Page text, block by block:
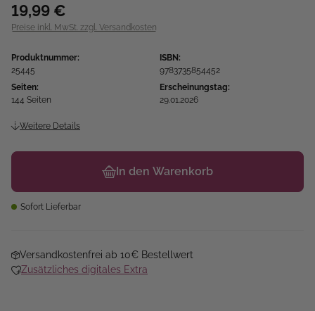
19,99 €
Preise inkl. MwSt. zzgl. Versandkosten
Produktnummer:
25445
ISBN:
9783735854452
Seiten:
144 Seiten
Erscheinungstag:
29.01.2026
Weitere Details
In den Warenkorb
Sofort Lieferbar
Versandkostenfrei ab 10€ Bestellwert
Zusätzliches digitales Extra